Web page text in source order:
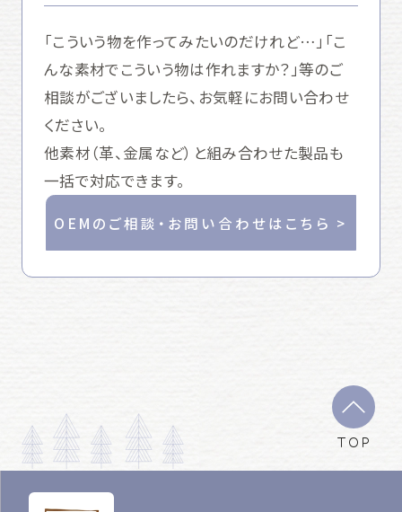
「こういう物を作ってみたいのだけれど…」「こ
んな素材でこういう物は作れますか？」等のご
相談がございましたら、お気軽にお問い合わせ
ください。
他素材（革、金属など）と組み合わせた製品も
一括で対応できます。
OEMのご相談・お問い合わせはこちら >
TOP